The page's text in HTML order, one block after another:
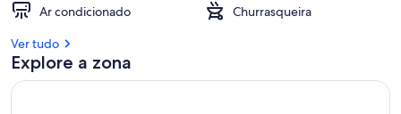
Ar condicionado
Churrasqueira
Ver tudo
Explore a zona